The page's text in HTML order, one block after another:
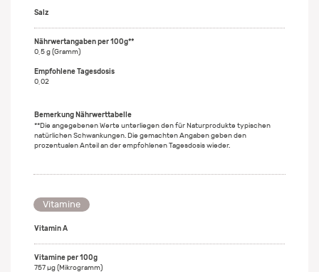
Salz
0,5 g (Gramm)
0,02
Bemerkung Nährwerttabelle
**Die angegebenen Werte unterliegen den für Naturprodukte typischen
natürlichen Schwankungen. Die gemachten Angaben geben den
prozentualen Anteil an der empfohlenen Tagesdosis wieder.
Vitamine
Vitamin A
757 µg (Mikrogramm)